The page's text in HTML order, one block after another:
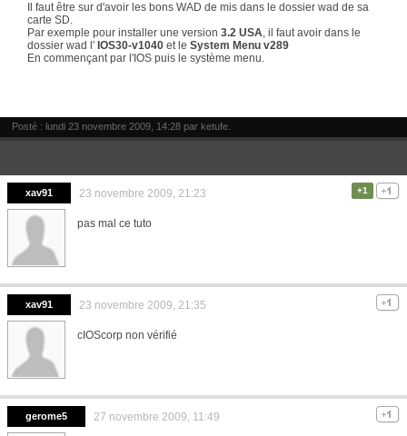
Il faut être sur d'avoir les bons WAD de mis dans le dossier wad de sa
carte SD.
Par exemple pour installer une version 3.2 USA, il faut avoir dans le
dossier wad l' IOS30-v1040 et le System Menu v289
En commençant par l'IOS puis le système menu.
Posté : lundi 23 novembre 2009, 14:28 par ketufe
xav91 23 novembre 2009, 21:23 +1
pas mal ce tuto
xav91 23 novembre 2009, 21:35
cIOScorp non vérifié
gerome5 27 novembre 2009, 11:49